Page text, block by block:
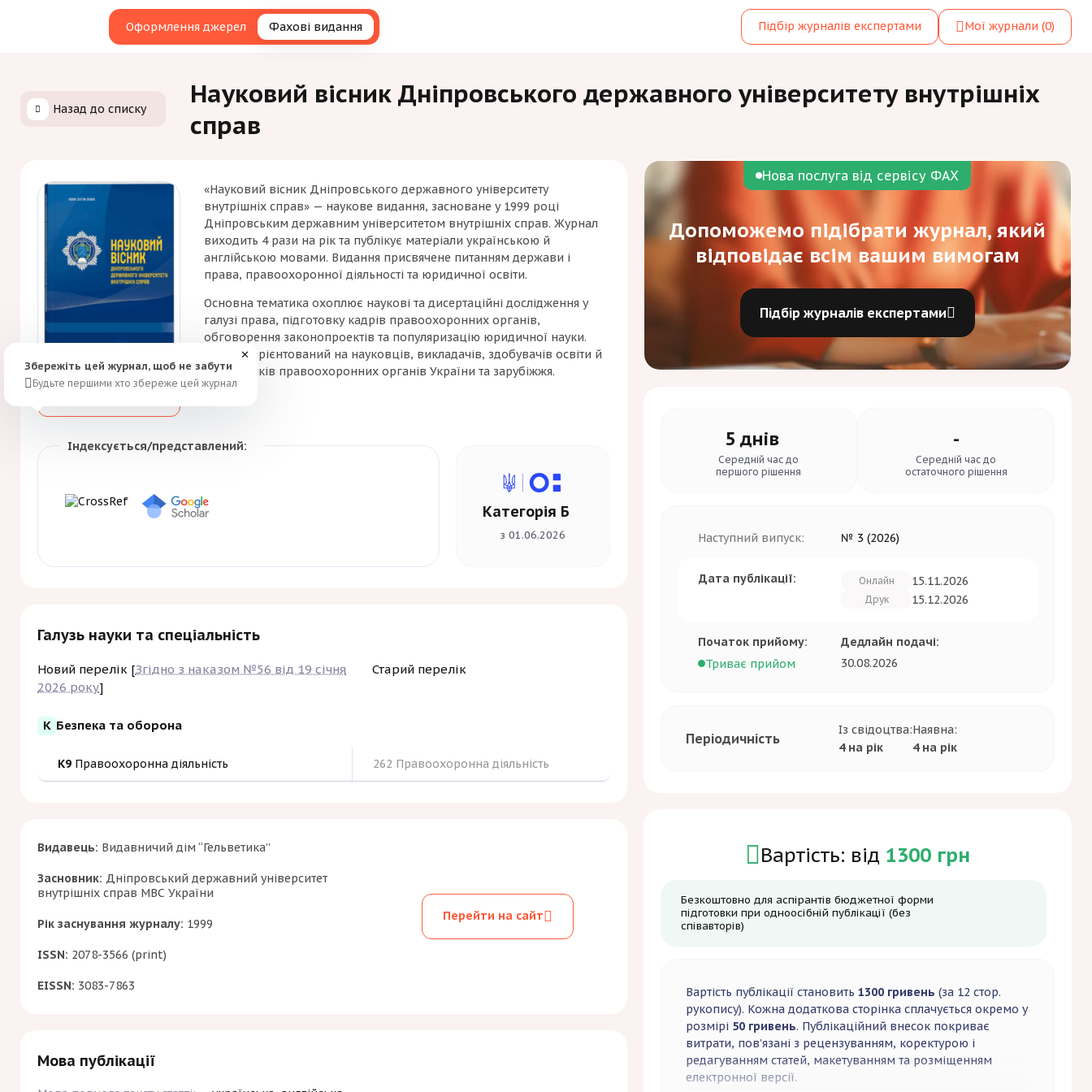
Оформлення джерел Фахові видання Підбір журналів експертами Мої журнали (0)
Назад до списку
Науковий вісник Дніпровського державного університету внутрішніх
справ
«Науковий вісник Дніпровського державного університету
внутрішніх справ» — наукове видання, засноване у 1999 році
Дніпровським державним університетом внутрішніх справ. Журнал
виходить 4 рази на рік та публікує матеріали українською й
англійською мовами. Видання присвячене питанням держави і
права, правоохоронної діяльності та юридичної освіти.
Основна тематика охоплює наукові та дисертаційні дослідження у
галузі права, підготовку кадрів правоохоронних органів,
обговорення законопроектів та популяризацію юридичної науки.
Журнал орієнтований на науковців, викладачів, здобувачів освіти й
працівників правоохоронних органів України та зарубіжжя.
Індексується/представлений:
Категорія Б
з 01.06.2026
Галузь науки та спеціальність
Новий перелік [Згідно з наказом №56 від 19 січня
2026 року]
Старий перелік
K Безпека та оборона
K9 Правоохоронна діяльність 262 Правоохоронна діяльність
Видавець: Видавничий дім “Гельветика”
Засновник: Дніпровський державний університет
внутрішніх справ МВС України
Рік заснування журналу: 1999
ISSN: 2078-3566 (print)
EISSN: 3083-7863
Перейти на сайт
Мова публікації
Нова послуга від сервісу ФАХ
Допоможемо підібрати журнал, який
відповідає всім вашим вимогам
Підбір журналів експертами
5 днів
Середній час до
першого рішення
-
Середній час до
остаточного рішення
Наступний випуск: № 3 (2026)
Дата публікації: Онлайн 15.11.2026
Друк 15.12.2026
Початок прийому:
Триває прийом
Дедлайн подачі:
30.08.2026
Періодичність
Із свідоцтва:
4 на рік
Наявна:
4 на рік
Вартість: від 1300 грн
Безкоштовно для аспірантів бюджетної форми
підготовки при одноосібній публікації (без
співавторів)
Вартість публікації становить 1300 гривень (за 12 стор.
рукопису). Кожна додаткова сторінка сплачується окремо у
розмірі 50 гривень. Публікаційний внесок покриває
витрати, пов’язані з рецензуванням, коректурою і
редагуванням статей, макетуванням та розміщенням
електронної версії.
Збережіть цей журнал, щоб не забути
Будьте першими хто збереже цей журнал
✕